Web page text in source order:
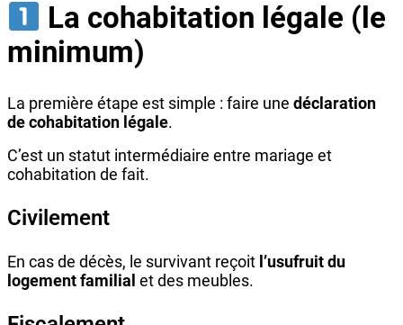
La cohabitation légale (le
minimum)
La première étape est simple : faire une déclaration
de cohabitation légale.
C’est un statut intermédiaire entre mariage et
cohabitation de fait.
Civilement
En cas de décès, le survivant reçoit l’usufruit du
logement familial et des meubles.